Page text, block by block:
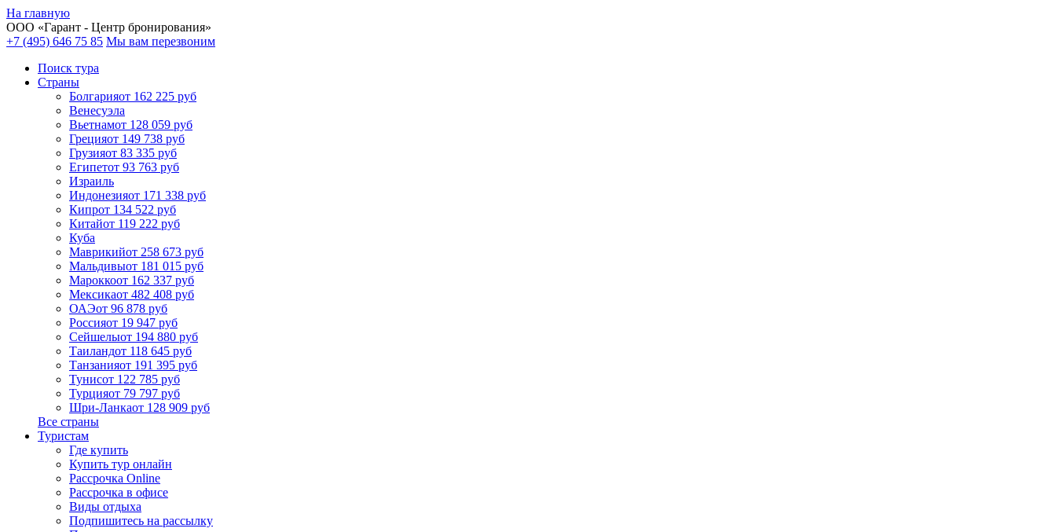
На главную
ООО «Гарант - Центр бронирования»
+7 (495) 646 75 85 Мы вам перезвоним
Поиск тура
Cтраны
Болгарияот 162 225 руб
Венесуэла
Вьетнамот 128 059 руб
Грецияот 149 738 руб
Грузияот 83 335 руб
Египетот 93 763 руб
Израиль
Индонезияот 171 338 руб
Кипрот 134 522 руб
Китайот 119 222 руб
Куба
Маврикийот 258 673 руб
Мальдивыот 181 015 руб
Мароккоот 162 337 руб
Мексикаот 482 408 руб
ОАЭот 96 878 руб
Россияот 19 947 руб
Сейшелыот 194 880 руб
Таиландот 118 645 руб
Танзанияот 191 395 руб
Тунисот 122 785 руб
Турцияот 79 797 руб
Шри-Ланкаот 128 909 руб
Все страны
Туристам
Где купить
Купить тур онлайн
Рассрочка Online
Рассрочка в офисе
Виды отдыха
Подпишитесь на рассылку